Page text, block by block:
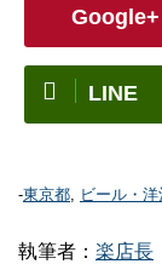
Google+
LINE
-東京都, ビール・洋
執筆者： 楽店長